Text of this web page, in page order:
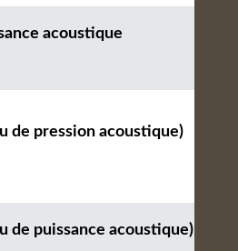
acoustique
de pression acoustique)
de puissance acoustique)